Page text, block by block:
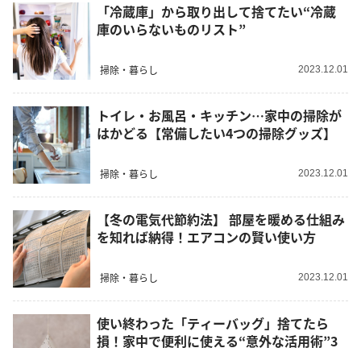
「冷蔵庫」から取り出して捨てたい“冷蔵
庫のいらないものリスト”
掃除・暮らし 2023.12.01
トイレ・お風呂・キッチン…家中の掃除が
はかどる【常備したい4つの掃除グッズ】
掃除・暮らし 2023.12.01
【冬の電気代節約法】 部屋を暖める仕組み
を知れば納得！エアコンの賢い使い方
掃除・暮らし 2023.12.01
使い終わった「ティーバッグ」捨てたら
損！家中で便利に使える“意外な活用術”3